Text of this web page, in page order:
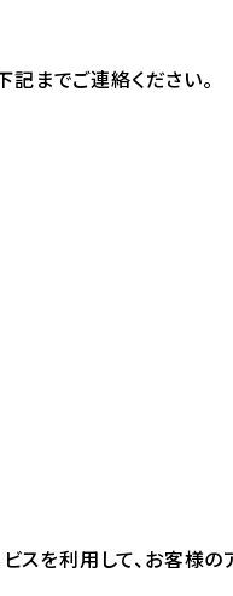
までご連絡ください。
を利用して、お客様の